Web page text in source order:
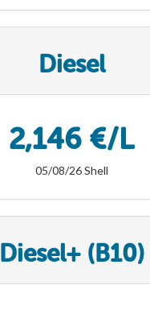
Diesel
2,146 €/L
05/08/26 Shell
Diesel+ (B10)